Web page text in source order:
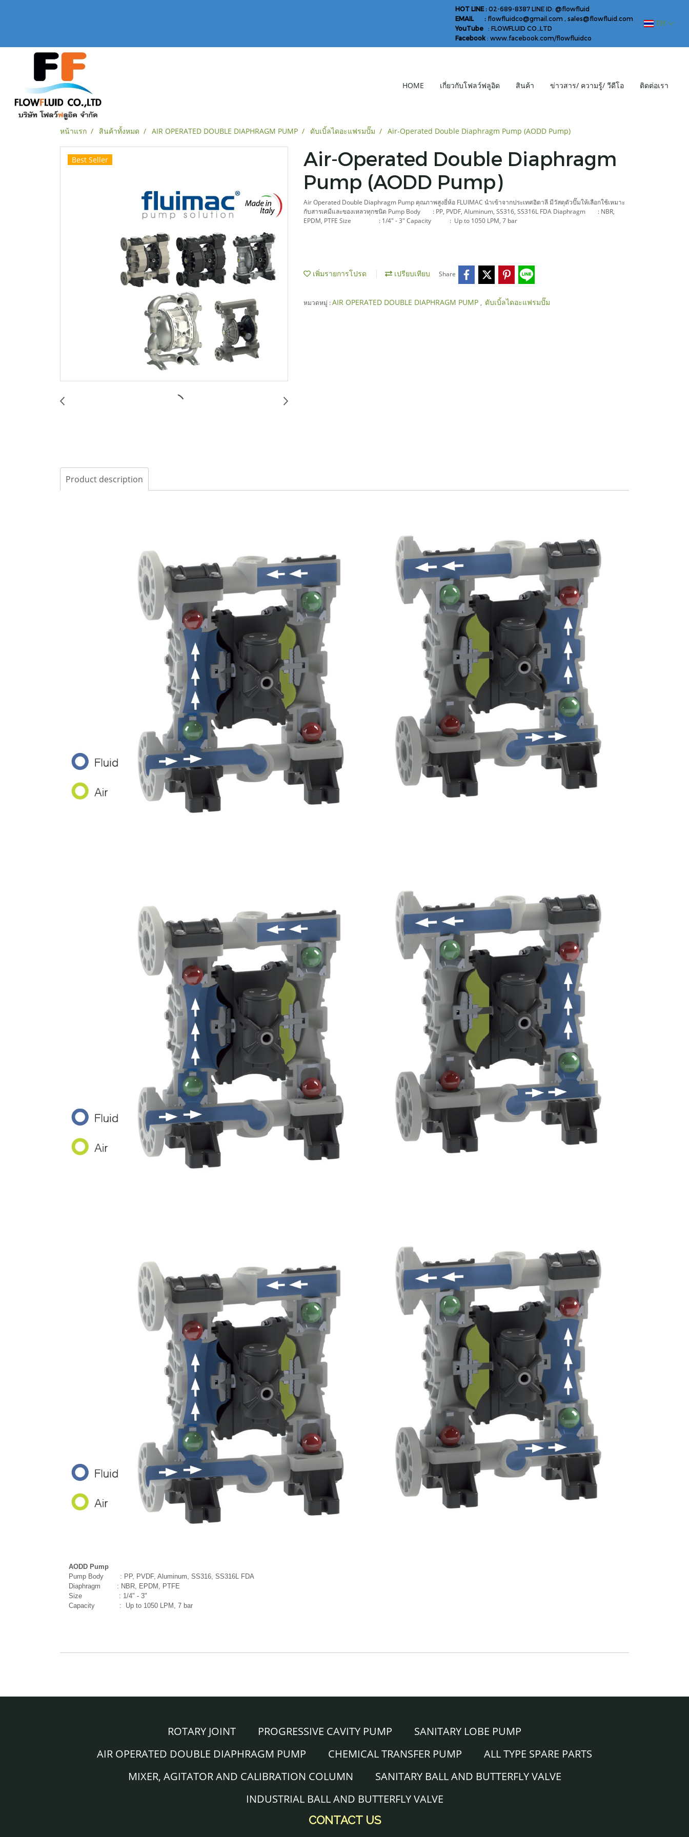
HOT LINE : 02-689-8387 LINE ID: @flowfluid
EMAIL : flowfluidco@gmail.com , sales@flowfluid.com
YouTube: FLOWFLUID CO.,LTD
Facebook : www.facebook.com/flowfluidco
TH
HOME เกี่ยวกับโฟลว์ฟลูอิด สินค้า ข่าวสาร/ ความรู้/ วีดีโอ ติดต่อเรา
หน้าแรก สินค้าทั้งหมด AIR OPERATED DOUBLE DIAPHRAGM PUMP ดับเบิ้ลไดอะแฟรมปั๊ม Air-Operated Double Diaphragm Pump (AODD Pump)
Best Seller
Air-Operated Double Diaphragm
Pump (AODD Pump)
Air Operated Double Diaphragm Pump คุณภาพสูงยี่ห้อ FLUIMAC นำเข้าจากประเทศอิตาลี มีวัสดุตัวปั๊มให้เลือกใช้เหมาะ
กับสารเคมีและของเหลวทุกชนิด Pump Body : PP, PVDF, Aluminum, SS316, SS316L FDA Diaphragm : NBR,
EPDM, PTFE Size : 1/4" - 3" Capacity : Up to 1050 LPM, 7 bar
เพิ่มรายการโปรด เปรียบเทียบ Share
หมวดหมู่ :AIR OPERATED DOUBLE DIAPHRAGM PUMP , ดับเบิ้ลไดอะแฟรมปั๊ม
Product description
AODD Pump
Pump Body : PP, PVDF, Aluminum, SS316, SS316L FDA
Diaphragm : NBR, EPDM, PTFE
Size : 1/4" - 3"
Capacity : Up to 1050 LPM, 7 bar
ROTARY JOINT PROGRESSIVE CAVITY PUMP
SANITARY LOBE PUMP
AIR OPERATED DOUBLE DIAPHRAGM PUMP
CHEMICAL TRANSFER PUMP
ALL TYPE SPARE PARTS
MIXER, AGITATOR AND CALIBRATION COLUMN
SANITARY BALL AND BUTTERFLY VALVE
INDUSTRIAL BALL AND BUTTERFLY VALVE
CONTACT US